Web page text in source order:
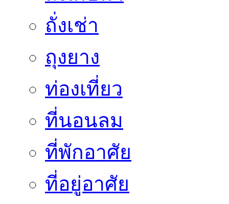
ถั่งเช่า
ถุงยาง
ท่องเที่ยว
ที่นอนลม
ที่พักอาศัย
ที่อยู่อาศัย